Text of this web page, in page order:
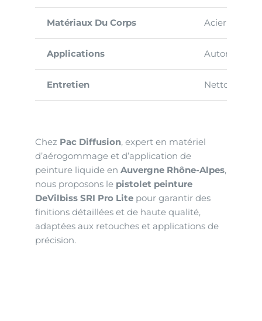
Matériaux Du Corps Acier
Applications Automobile,
Entretien Nettoyage
Chez Pac Diffusion, expert en matériel
d’aérogommage et d’application de
peinture liquide en Auvergne Rhône-Alpes,
nous proposons le pistolet peinture
DeVilbiss SRI Pro Litepour garantir des
finitions détaillées et de haute qualité,
adaptées aux retouches et applications de
précision.